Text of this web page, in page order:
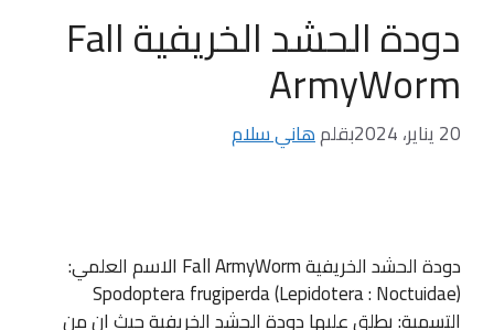
دودة الحشد الخريفية Fall
ArmyWorm
20 يناير، 2024 بقلمهاني سلام
دودة الحشد الخريفية Fall ArmyWorm الاسم العلمي:
Spodoptera frugiperda (Lepidotera : Noctuidae)
التسمية: يطلق عليها دودة الحشد الخريفية حيث ان من